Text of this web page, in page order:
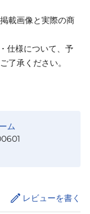
載画像と実際の商
仕様について、予
了承ください。
ム
レビューを書く